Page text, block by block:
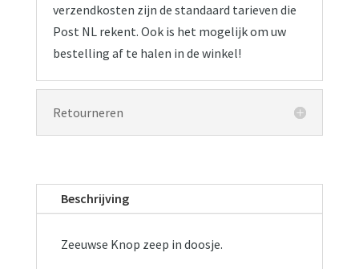
verzendkosten zijn de standaard tarieven die
Post NL rekent. Ook is het mogelijk om uw
bestelling af te halen in de winkel!
Retourneren
Beschrijving
Zeeuwse Knop zeep in doosje.